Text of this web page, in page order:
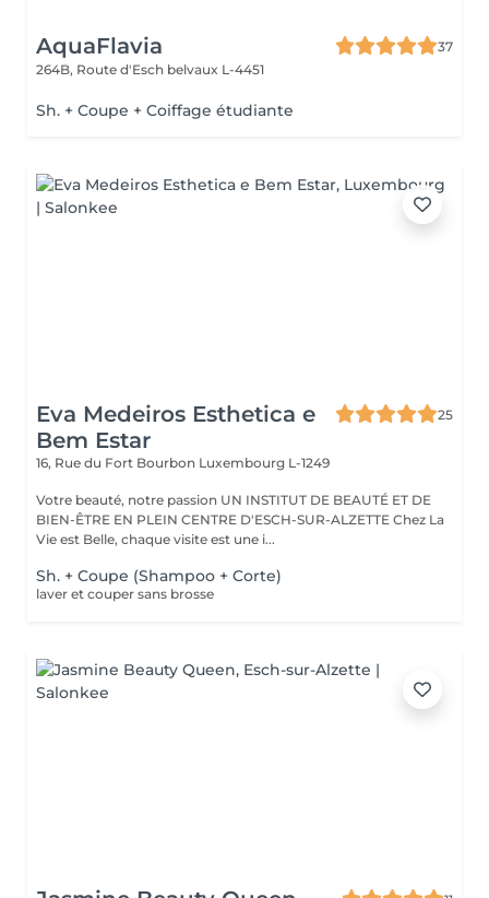
AquaFlavia
37
264B, Route d'Esch belvaux L-4451
Sh. + Coupe + Coiffage étudiante
Eva Medeiros Esthetica e
Bem Estar
25
16, Rue du Fort Bourbon Luxembourg L-1249
Votre beauté, notre passion UN INSTITUT DE BEAUTÉ ET DE
BIEN-ÊTRE EN PLEIN CENTRE D'ESCH-SUR-ALZETTE Chez La
Vie est Belle, chaque visite est une i...
Sh. + Coupe (Shampoo + Corte)
laver et couper sans brosse